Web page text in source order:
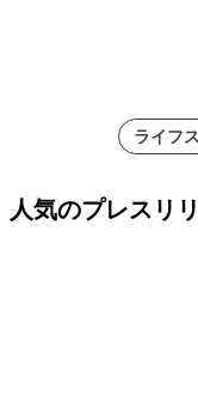
ライフ
人気のプレスリ